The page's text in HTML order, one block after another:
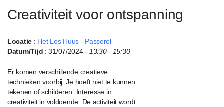
Creativiteit voor ontspanning
Locatie : Het Los Huus - Passerel
Datum/Tijd : 31/07/2024 - 13:30 - 15:30
Er komen verschillende creatieve
technieken voorbij. Je hoeft niet te kunnen
tekenen of schilderen. Interesse in
creativiteit in voldoende. De activiteit wordt